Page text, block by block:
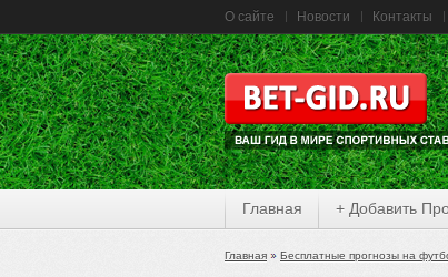
О сайте Новости Контакты
Главная + Добавить
Главная Бесплатные прогнозы на